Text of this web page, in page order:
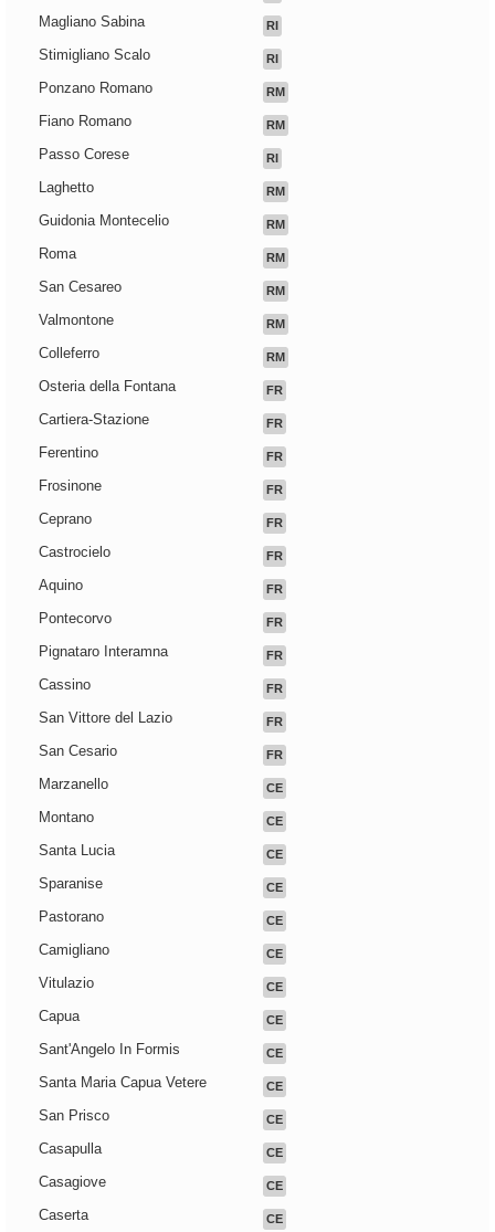
Magliano Sabina RI
Stimigliano Scalo RI
Ponzano Romano RM
Fiano Romano RM
Passo Corese RI
Laghetto RM
Guidonia Montecelio RM
Roma RM
San Cesareo RM
Valmontone RM
Colleferro RM
Osteria della Fontana FR
Cartiera-Stazione FR
Ferentino FR
Frosinone FR
Ceprano FR
Castrocielo FR
Aquino FR
Pontecorvo FR
Pignataro Interamna FR
Cassino FR
San Vittore del Lazio FR
San Cesario FR
Marzanello CE
Montano CE
Santa Lucia CE
Sparanise CE
Pastorano CE
Camigliano CE
Vitulazio CE
Capua CE
Sant'Angelo In Formis CE
Santa Maria Capua Vetere CE
San Prisco CE
Casapulla CE
Casagiove CE
Caserta CE